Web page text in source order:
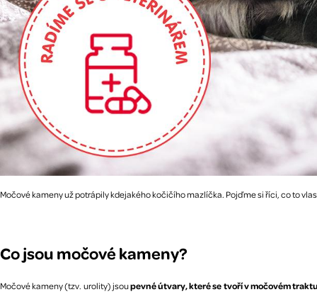
Močové kameny už potrápily kdejakého kočičího mazlíčka. Pojďme si říci, co to
Co jsou močové kameny?
Močové kameny (tzv. urolity) jsoupevné útvary, které se tvoří v močovém